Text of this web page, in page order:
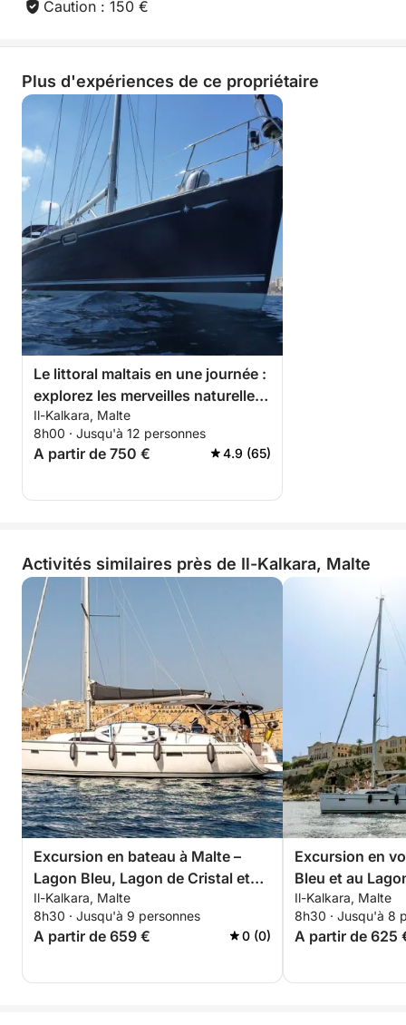
Caution : 150 €
Plus d'expériences de ce propriétaire
Le littoral maltais en une journée :
explorez les merveilles naturelles
par la mer
Il-Kalkara, Malte
8h00 · Jusqu'à 12 personnes
A partir de 750 € 4.9 (65)
Activités similaires près de Il-Kalkara, Malte
Excursion en bateau à Malte –
Lagon Bleu, Lagon de Cristal et
Îles Saint-Paul
Il-Kalkara, Malte
8h30 · Jusqu'à 9 personnes
A partir de 659 € 0 (0)
Excursion en
Bleu et au
Journée
Il-Kalkara, Malte
8h30 · Jusqu'à 8
A partir de 625